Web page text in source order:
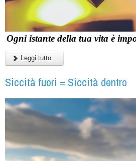
Ogni istante della tua vita è
Leggi tutto...
Siccità fuori = Siccità dentro